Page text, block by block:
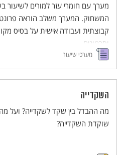
מערך עם חומרי עזר למורים לשיעור
המשחוק. המערך משלב הוראה
קבוצתית ועבודה אישית על בסיס
וסרטונים.
מסדרת מערכי השיעור המדגימים
חדשניות והמלוות יחידות ללימוד
השיטות הללו (פלפ"ל - פעילות
למורים).
מערכי שיעור
השקדייה
מה ההבדל בין שקד לשקדייה? ועל
שוקדת השקדייה?